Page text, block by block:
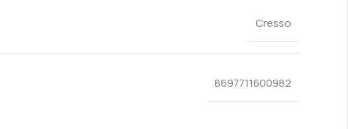
Cresso
8697711600982